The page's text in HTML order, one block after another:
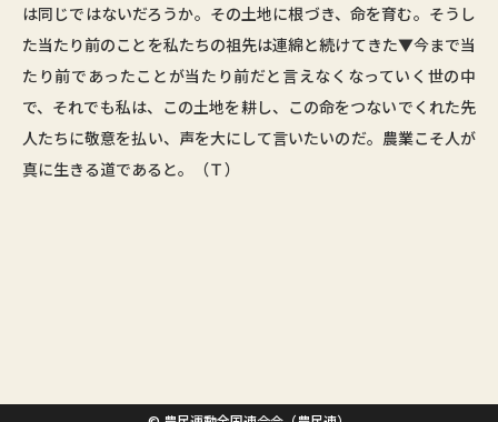
は同じではないだろうか。その土地に根づき、命を育む。そうし
た当たり前のことを私たちの祖先は連綿と続けてきた▼今まで当
たり前であったことが当たり前だと言えなくなっていく世の中
で、それでも私は、この土地を耕し、この命をつないでくれた先
人たちに敬意を払い、声を大にして言いたいのだ。農業こそ人が
真に生きる道であると。（Ｔ）